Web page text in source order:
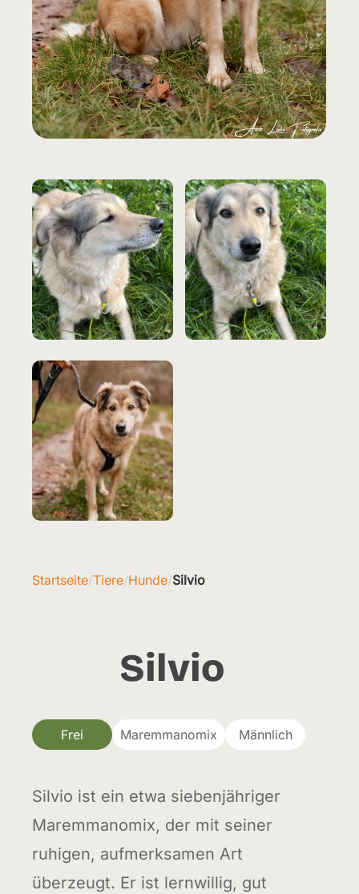
Startseite/Tiere/Hunde/Silvio
Silvio
Frei Maremmanomix Männlich
Silvio ist ein etwa siebenjähriger
Maremmanomix, der mit seiner
ruhigen, aufmerksamen Art
überzeugt. Er ist lernwillig, gut